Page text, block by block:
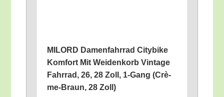
MILORD Damen­fahr­rad City­bike
Kom­fort Mit Wei­den­korb Vin­ta­ge
Fahr­rad, 26, 28 Zoll, 1‑Gang (Crè­
me-Braun, 28 Zoll)